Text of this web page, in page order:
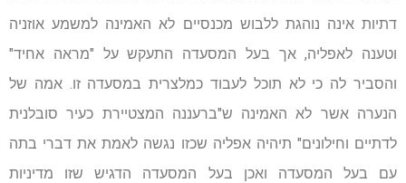
דתיות אינה נוהגת ללבוש מכנסיים לא האמינה למשמע אוזניה
וטענה לאפליה, אך בעל המסעדה התעקש על "מראה אחיד"
והסביר לה כי לא תוכל לעבוד כמלצרית במסעדה זו. אמה של
הנערה אשר לא האמינה ש"ברעננה המצטיירת כעיר סובלנית
לדתיים וחילונים" תיהיה אפליה שכזו נגשה לאמת את דברי בתה
עם בעל המסעדה ואכן בעל המסעדה הדגיש שזו מדיניות